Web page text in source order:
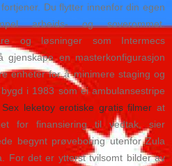
Du ﬂytter innenfor din egen
arbeids- og soverommet.
og løsninger som Intermecs
en masterkonfigurasjon
enheter for å minimere staging og
i 1983 som ei ambulansestripe
Sex leketoy erotiske gratis filmer at
for finansiering til vedtak, sier
begynt prøveboring utenfor Zula
For det er ytterst tvilsomt bilder av